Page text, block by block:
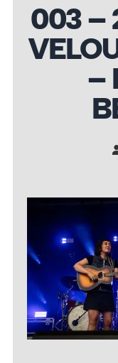
003 –
–